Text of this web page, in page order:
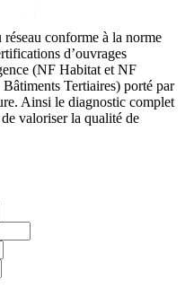
conforme à la norme
d’ouvrages
(NF Habitat et NF
Tertiaires) porté par
Ainsi le diagnostic complet
valoriser la qualité de